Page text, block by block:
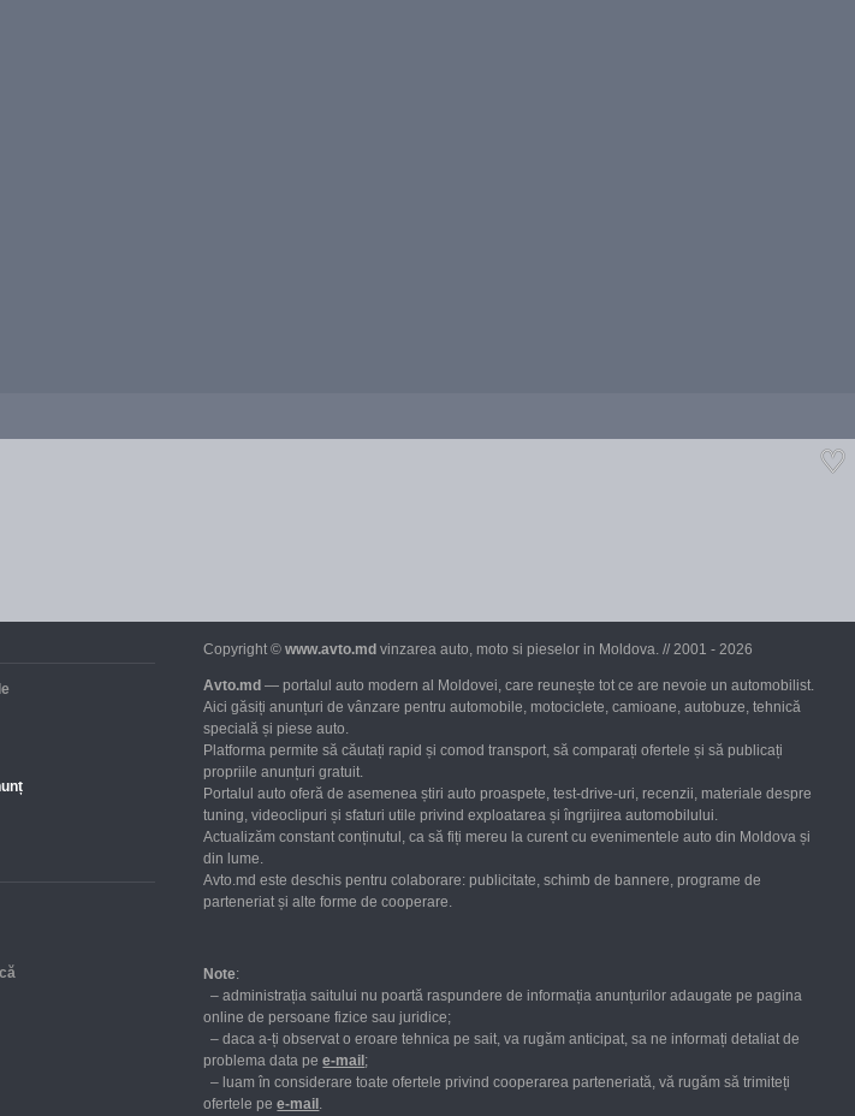
Copyright ©www.avto.md vinzarea auto, moto si pieselor in Moldova. // 2001 - 2026
Avto.md — portalul auto modern al Moldovei, care reunește tot ce are nevoie un automobilist.
Aici găsiți anunțuri de vânzare pentru automobile, motociclete, camioane, autobuze, tehnică
specială și piese auto.
Platforma permite să căutați rapid și comod transport, să comparați ofertele și să publicați
propriile anunțuri gratuit.
Portalul auto oferă de asemenea știri auto proaspete, test-drive-uri, recenzii, materiale despre
tuning, videoclipuri și sfaturi utile privind exploatarea și îngrijirea automobilului.
Actualizăm constant conținutul, ca să fiți mereu la curent cu evenimentele auto din Moldova și
din lume.
Avto.md este deschis pentru colaborare: publicitate, schimb de bannere, programe de
parteneriat și alte forme de cooperare.
Note:
– administrația saitului nu poartă raspundere de informația anunțurilor adaugate pe pagina
online de persoane fizice sau juridice;
– daca a-ți observat o eroare tehnica pe sait, va rugăm anticipat, sa ne informați detaliat de
problema data peе-mail ;
– luam în considerare toateofertele privind cooperarea parteneriată,vă rugăm să trimiteți
ofertele peе-mail .